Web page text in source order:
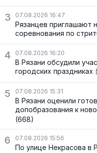
3 07.08.2026 16:47
Рязанцев приглашают
соревнования по
4 07.08.2026 16:20
В Рязани обсудили
городских праздниках
5 07.08.2026 15:31
В Рязани оценили
допобразования к
(668)
6 07.08.2026 15:56
По улице Некрасова в